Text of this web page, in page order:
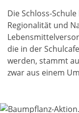
Die Schloss-
Regionalität und
die in der
werden, stammt
zwar aus einem